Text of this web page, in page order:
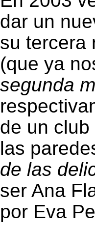
dar un
su tercera
(que ya
segunda
de un
las
de las
ser Ana
por Eva